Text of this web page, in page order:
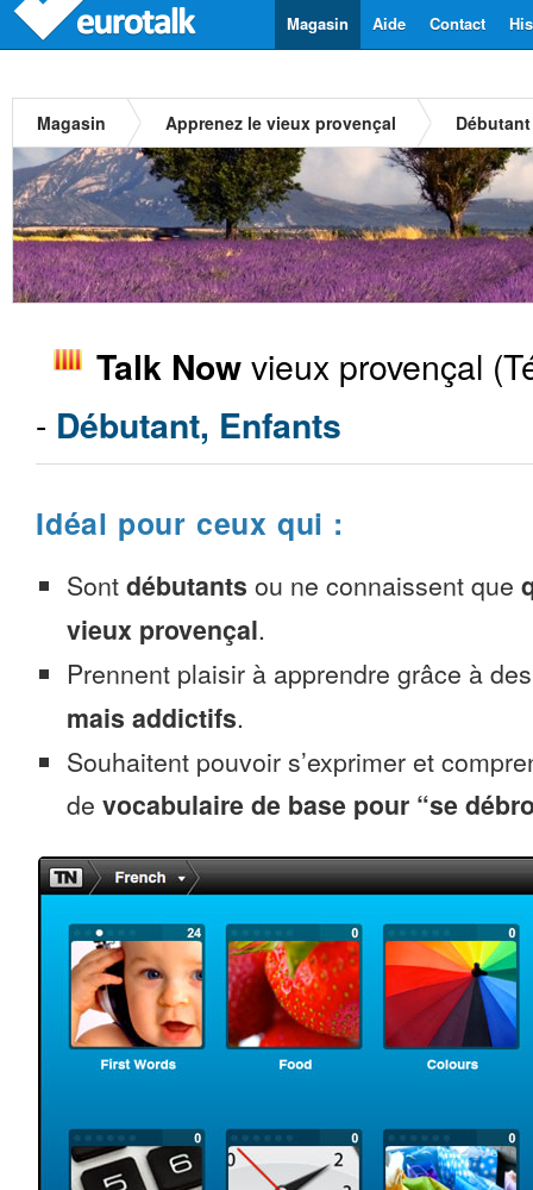
Contact
Aide
Magasin
Magasin Apprenez le vieux provençal Débutant
Talk Nowvieux provençal
- Débutant, Enfants
Idéal pour ceux qui :
Sont débutants ou ne connaissent que
vieux provençal.
Prennent plaisir à apprendre grâce à
mais addictifs.
Souhaitent pouvoir s’exprimer et
de vocabulaire de base pour “se